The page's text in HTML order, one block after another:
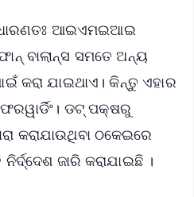
ଆଇଏମଇଆଇ
ବାଲାନ୍ସ ସମତେ ଅନ୍ୟ
କରା ଯାଇଥାଏ। କିନ୍ତୁ ଏହାର
ଡଟ୍ ପକ୍ଷରୁ
କରାଯାଉଥିବା ଠକେଇରେ
ଜାରି କରାଯାଇଛି ।